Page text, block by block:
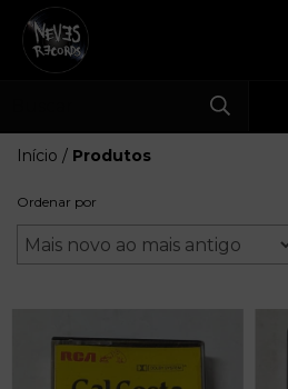
Início / Produtos
Ordenar por